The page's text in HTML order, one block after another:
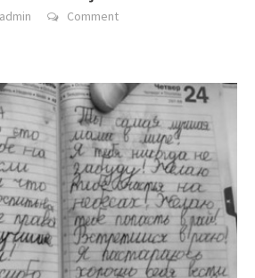
admin Comment